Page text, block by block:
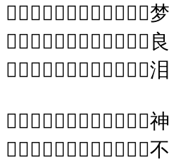




